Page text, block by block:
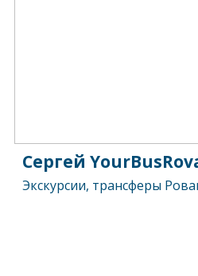
Сергей
Экскурсии, трансферы